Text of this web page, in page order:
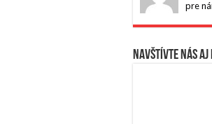
pre
Navštívte nás aj